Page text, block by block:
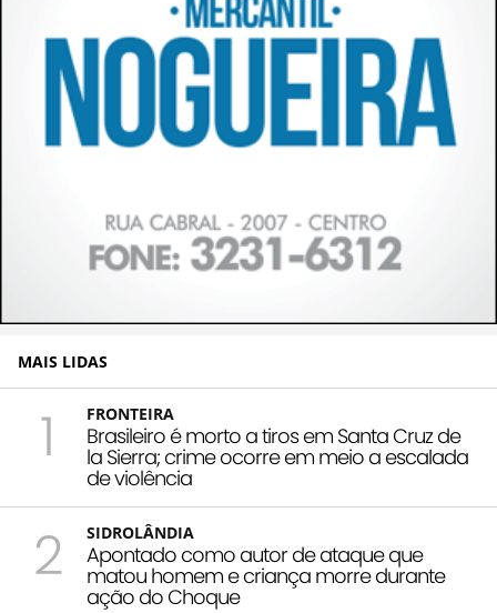
MAIS LIDAS
1 FRONTEIRA
Brasileiro é morto a tiros em Santa Cruz de
la Sierra; crime ocorre em meio a escalada
de violência
2 SIDROLÂNDIA
Apontado como autor de ataque que
matou homem e criança morre durante
ação do Choque